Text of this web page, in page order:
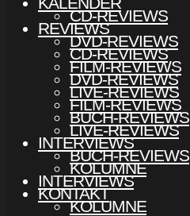
CD-REVIEWS
DVD-REVIEWS
FILM-REVIEWS
LIVE-REVIEWS
BUCH-REVIEWS
INTERVIEWS
KOLUMNE
KONTAKT
REVIEWS
CD-REVIEWS
DVD-REVIEWS
FILM-REVIEWS
LIVE-REVIEWS
BUCH-REVIEWS
INTERVIEWS
KOLUMNE